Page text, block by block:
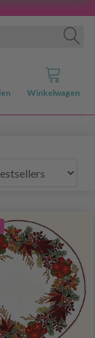
Winkelwagen